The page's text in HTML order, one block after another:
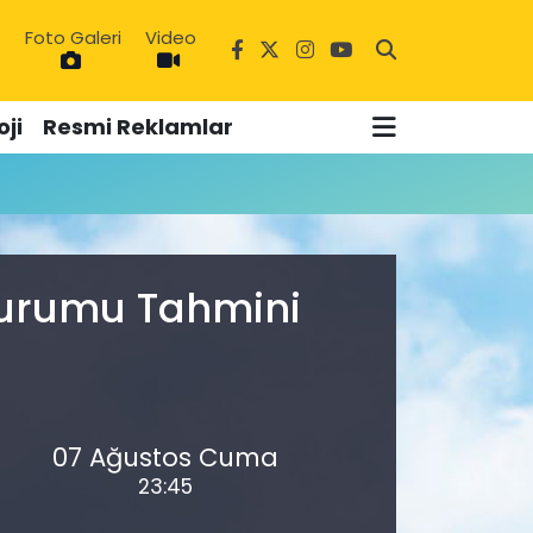
Foto Galeri Video
Resmi Reklamlar
Tahmini
07 Ağustos Cuma
23:45